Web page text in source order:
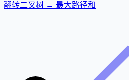
翻转二叉树 → 最大路径和